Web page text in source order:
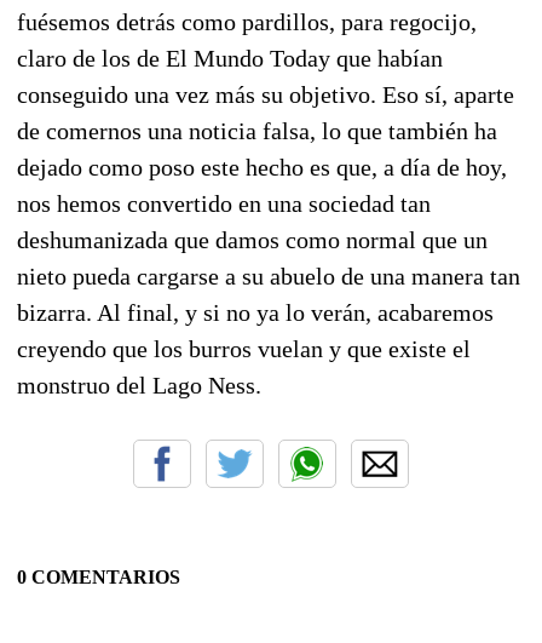
fuésemos detrás como pardillos, para regocijo,
claro de los de El Mundo Today que habían
conseguido una vez más su objetivo. Eso sí, aparte
de comernos una noticia falsa, lo que también ha
dejado como poso este hecho es que, a día de hoy,
nos hemos convertido en una sociedad tan
deshumanizada que damos como normal que un
nieto pueda cargarse a su abuelo de una manera tan
bizarra. Al final, y si no ya lo verán, acabaremos
creyendo que los burros vuelan y que existe el
monstruo del Lago Ness.
0 COMENTARIOS